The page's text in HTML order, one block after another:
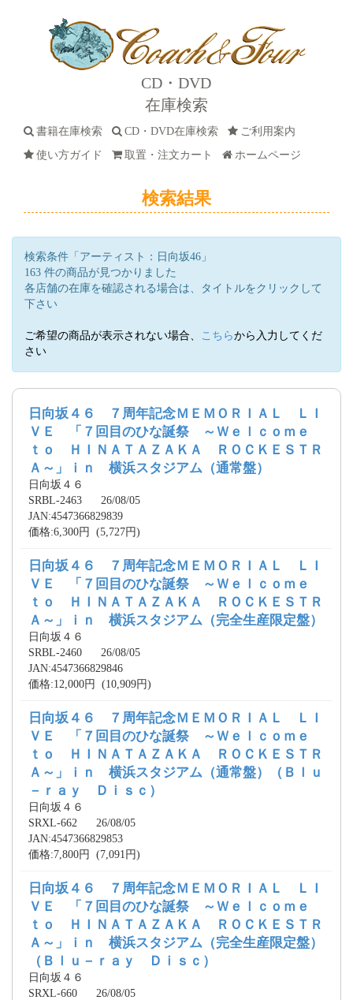
CD・DVD
在庫検索
書籍在庫検索 CD・DVD在庫検索
ご利用案内
使い方ガイド
取置・注文カート ホームページ
検索結果
検索条件「アーティスト：日向坂46」
163 件の商品が見つかりました
各店舗の在庫を確認される場合は、タイトルをクリックして
下さい
ご希望の商品が表示されない場合、 こちらから入力してくだ
さい
日向坂４６ ７周年記念ＭＥＭＯＲＩＡＬ ＬＩ
ＶＥ 「７回目のひな誕祭 ～Ｗｅｌｃｏｍｅ
ｔｏ ＨＩＮＡＴＡＺＡＫＡ ＲＯＣＫＥＳＴＲ
Ａ～」ｉｎ 横浜スタジアム（通常盤）
日向坂４６
SRBL-2463 26/08/05
JAN:4547366829839
価格:6,300円 (5,727円)
日向坂４６ ７周年記念ＭＥＭＯＲＩＡＬ ＬＩ
ＶＥ 「７回目のひな誕祭 ～Ｗｅｌｃｏｍｅ
ｔｏ ＨＩＮＡＴＡＺＡＫＡ ＲＯＣＫＥＳＴＲ
Ａ～」ｉｎ 横浜スタジアム（完全生産限定盤）
日向坂４６
SRBL-2460 26/08/05
JAN:4547366829846
価格:12,000円 (10,909円)
日向坂４６ ７周年記念ＭＥＭＯＲＩＡＬ ＬＩ
ＶＥ 「７回目のひな誕祭 ～Ｗｅｌｃｏｍｅ
ｔｏ ＨＩＮＡＴＡＺＡＫＡ ＲＯＣＫＥＳＴＲ
Ａ～」ｉｎ 横浜スタジアム（通常盤）（Ｂｌｕ
－ｒａｙ Ｄｉｓｃ）
日向坂４６
SRXL-662 26/08/05
JAN:4547366829853
価格:7,800円 (7,091円)
日向坂４６ ７周年記念ＭＥＭＯＲＩＡＬ ＬＩ
ＶＥ 「７回目のひな誕祭 ～Ｗｅｌｃｏｍｅ
ｔｏ ＨＩＮＡＴＡＺＡＫＡ ＲＯＣＫＥＳＴＲ
Ａ～」ｉｎ 横浜スタジアム（完全生産限定盤）
（Ｂｌｕ－ｒａｙ Ｄｉｓｃ）
日向坂４６
SRXL-660 26/08/05